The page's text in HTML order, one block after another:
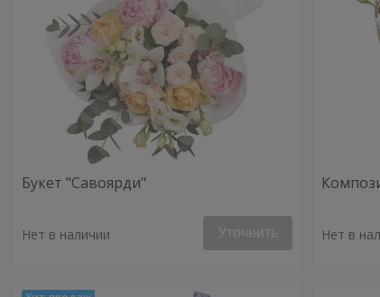
Букет "Савоярди"
Нет в наличии Уточнить Нет в